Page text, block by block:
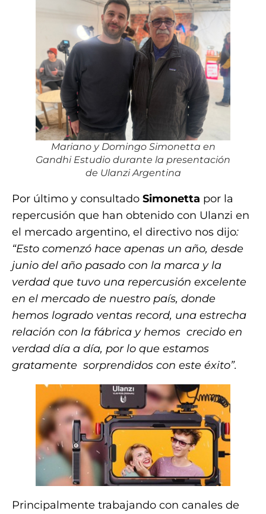
Mariano y Domingo Simonetta en
Gandhi Estudio durante la presentación
de Ulanzi Argentina
Por último y consultado Simonetta por la
repercusión que han obtenido con Ulanzi en
el mercado argentino, el directivo nos dijo:
“Esto comenzó hace apenas un año, desde
junio del año pasado con la marca y la
verdad que tuvo una repercusión excelente
en el mercado de nuestro país, donde
hemos logrado ventas record, una estrecha
relación con la fábrica y hemos crecido en
verdad día a día, por lo que estamos
gratamente sorprendidos con este éxito”.
Principalmente trabajando con canales de